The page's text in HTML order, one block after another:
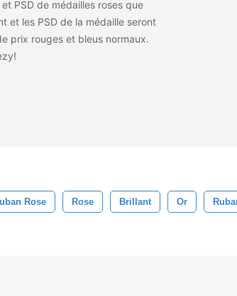
PSD de médailles roses que
et les PSD de la médaille seront
prix rouges et bleus normaux.
Rose Rose Brillant Or